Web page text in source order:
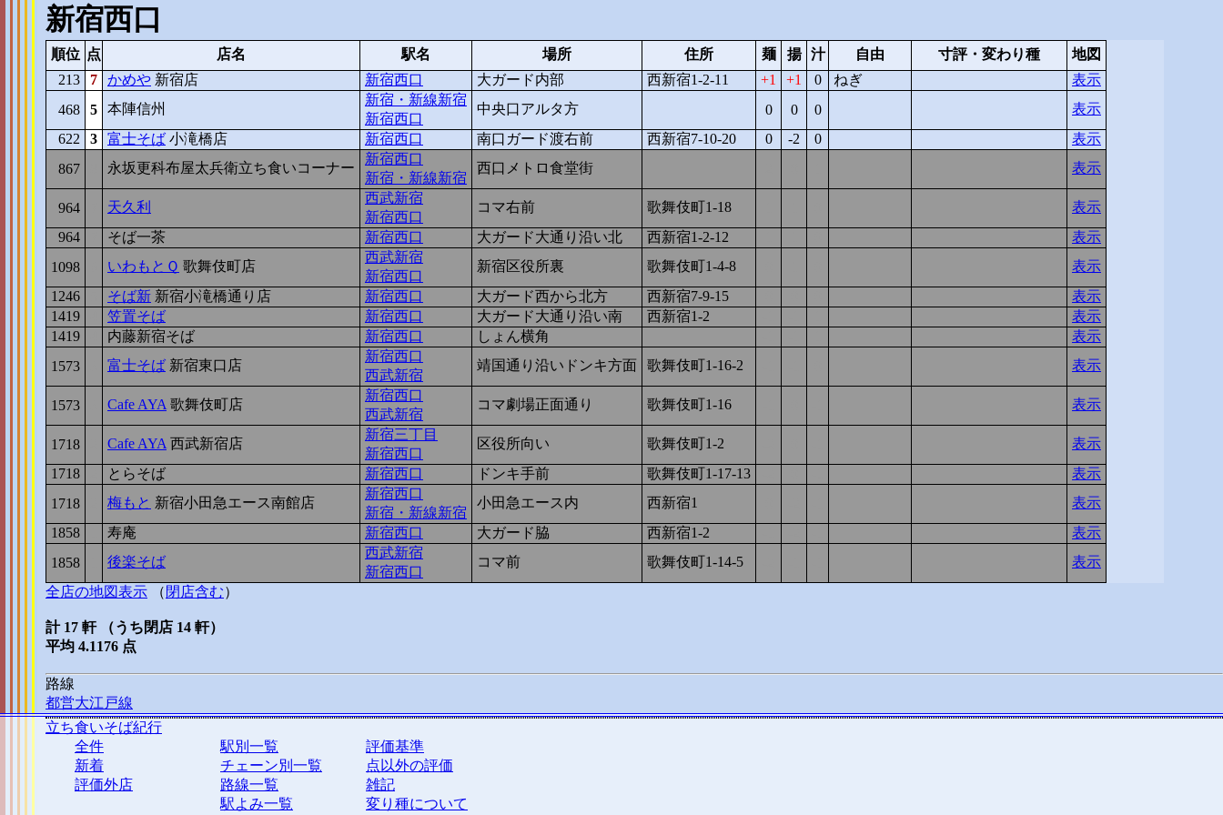
新宿西口
順位 点 店名 駅名 場所 住所 麺 揚 汁 自由 寸評・変わり種
地図
213
7 かめや 新宿店 新宿西口 大ガード内部 西新宿1-2-11 1 1 0 ねぎ
表示
468
5 本陣信州
新宿・新線新宿
新宿西口
中央口アルタ方 0 0 0
表示
622
3 富士そば 小滝橋店 新宿西口 南口ガード渡右前 西新宿7-10-20 0 -2 0
表示
867
永坂更科布屋太兵衛立ち食いコーナー
新宿西口
新宿・新線新宿
西口メトロ食堂街 表示
964 天久利
西武新宿
新宿西口
コマ右前 歌舞伎町1-18
表示
964
そば一茶 新宿西口 大ガード大通り沿い北 西新宿1-2-12
表示
1098
いわもとＱ 歌舞伎町店
西武新宿
新宿西口
新宿区役所裏 歌舞伎町1-4-8
表示
1246
そば新 新宿小滝橋通り店 新宿西口 大ガード西から北方 西新宿7-9-15
表示
1419
笠置そば 新宿西口 大ガード大通り沿い南 西新宿1-2
表示
1419
内藤新宿そば 新宿西口 しょん横角
表示
1573
富士そば 新宿東口店
新宿西口
西武新宿
靖国通り沿いドンキ方面 歌舞伎町1-16-2 表示
1573 Cafe AYA 歌舞伎町店
新宿西口
西武新宿
コマ劇場正面通り 歌舞伎町1-16 表示
1718 Cafe AYA 西武新宿店
新宿三丁目
新宿西口
区役所向い 歌舞伎町1-2
表示
1718
とらそば 新宿西口 ドンキ手前 歌舞伎町1-17-13
表示
1718
梅もと 新宿小田急エース南館店
新宿西口
新宿・新線新宿
小田急エース内 西新宿1
表示
1858
寿庵 新宿西口 大ガード脇 西新宿1-2
表示
1858
後楽そば
西武新宿
新宿西口
コマ前 歌舞伎町1-14-5
表示
全店の地図表示 （ 閉店含む）
計 17 軒 （うち閉店 14 軒）
平均 4.1176 点
路線
都営大江戸線
立ち食いそば紀行
全件
新着
評価外店
駅別一覧
チェーン別一覧
路線一覧
駅よみ一覧
評価基準
点以外の評価
雑記
変り種について